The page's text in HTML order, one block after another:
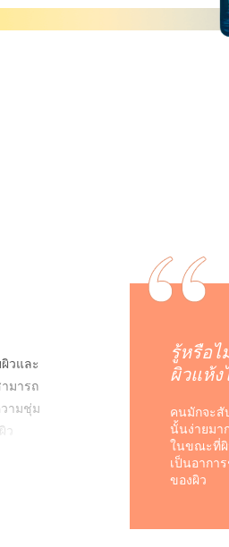
วและ
มารถ
ามชุ่ม
ว
ทบต่อ
รู้หรือไ
ผิวแห้ง
คนมักจะสั
นั้นง่ายมา
ในขณะที่
เป็นอากา
ของผิว